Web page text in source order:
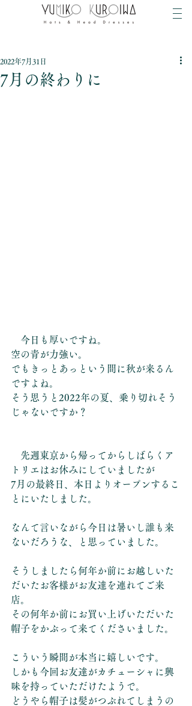
7月の終わりに
2022年7月31日
今日も厚いですね。
空の青が力強い。
でもきっとあっという間に秋が来るん
ですよね。
そう思うと2022年の夏、乗り切れそう
じゃないですか？
先週東京から帰ってからしばらくア
トリエはお休みにしていましたが
7月の最終日、本日よりオープンするこ
とにいたしました。
なんて言いながら今日は暑いし誰も来
ないだろうな、と思っていました。
そうしましたら何年か前にお越しいた
だいたお客様がお友達を連れてご来
店。
その何年か前にお買い上げいただいた
帽子をかぶって来てくださいました。
こういう瞬間が本当に嬉しいです。
しかも今回お友達がカチューシャに興
味を持っていただけたようで。
どうやら帽子は髪がつぶれてしまうの